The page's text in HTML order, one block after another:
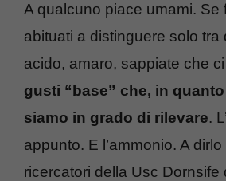
A qualcuno piace umami. Se
abituati a distinguere solo tra
acido, amaro, sappiate che
gusti “base” che, in
siamo in grado di rilevare.
appunto. E l’ammonio. A
ricercatori della Usc Dornsife